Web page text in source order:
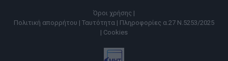
Όροι χρήσης |
Πολιτική απορρήτου | Ταυτότητα | Πληροφορίες α.27 Ν.5253/2025
| Cookies